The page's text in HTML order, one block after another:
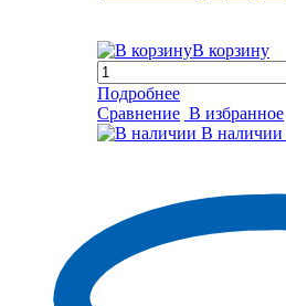
В корзину
Подробнее
Сравнение В избранное
В наличии